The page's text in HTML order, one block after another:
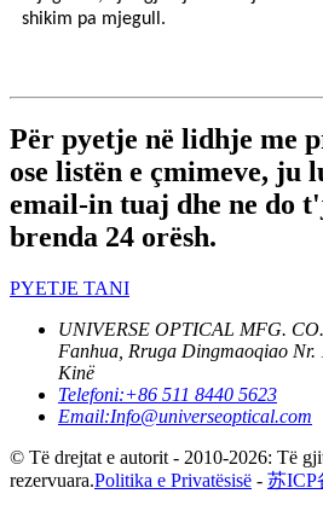
shikim pa mjegull.
Për pyetje në lidhje me
ose listën e çmimeve, ju
email-in tuaj dhe ne do
brenda 24 orësh.
PYETJE TANI
UNIVERSE OPTICAL MFG.
Fanhua, Rruga Dingmaoqiao Nr.
Kinë
Telefoni:+86 511 8440 5623
Email:Info@universeoptical.com
© Të drejtat e autorit - 2010-2026: Të
rezervuara.Politika e Privatësisë - 苏ICP